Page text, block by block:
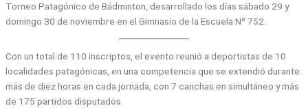
Torneo Patagónico de Bádminton, desarrollado los días sábado 29 y
domingo 30 de noviembre en el Gimnasio de la Escuela Nº 752.
Con un total de 110 inscriptos, el evento reunió a deportistas de 10
localidades patagónicas, en una competencia que se extendió durante
más de diez horas en cada jornada, con 7 canchas en simultáneo y más
de 175 partidos disputados.